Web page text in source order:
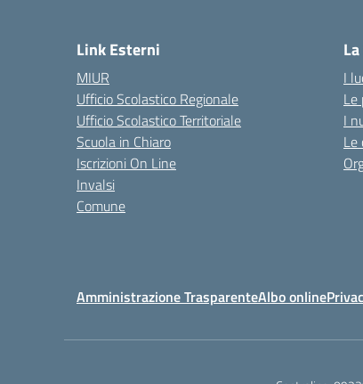
Link Esterni
MIUR
Ufficio Scolastico Regionale
Ufficio Scolastico Territoriale
Scuola in Chiaro
Iscrizioni On Line
Invalsi
Comune
I
Le
I
Le
Amministrazione TrasparenteAlbo online